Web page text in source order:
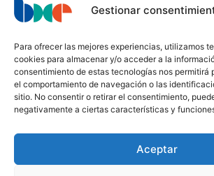
Gestionar
Para ofrecer las mejores experiencias, utilizamos
cookies para almacenar y/o acceder a la
consentimiento de estas tecnologías nos permitirá
el comportamiento de navegación o las
sitio. No consentir o retirar el consentimiento,
negativamente a ciertas características y
Aceptar
Financian